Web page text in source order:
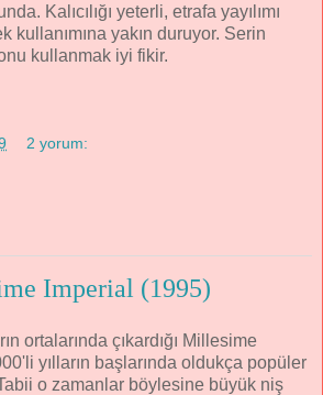
Kalıcılığı yeterli, etrafa yayılımı
kullanımına yakın duruyor. Serin
kullanmak iyi fikir.
2 yorum:
Imperial (1995)
ortalarında çıkardığı Millesime
yılların başlarında oldukça popüler
o zamanlar böylesine büyük niş